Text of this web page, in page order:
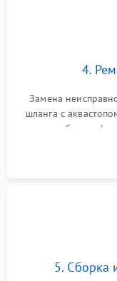
4.
Замена
шланга с
патрубках и
управления,
5. Сборка